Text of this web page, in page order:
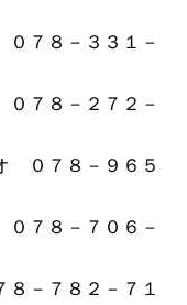
７８－３３１－
７８－２７２－
０７８－９６５
７８－７０６－
－７８２－７１